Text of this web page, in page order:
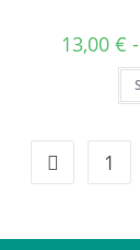
13,00 € -
1